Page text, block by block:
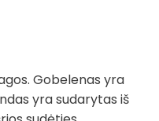
Gobelenas yra
yra sudarytas iš